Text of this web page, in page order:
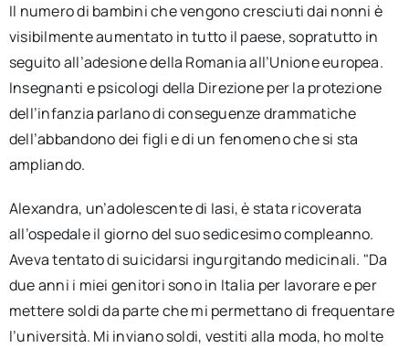
Il numero di bambini che vengono cresciuti dai nonni è
visibilmente aumentato in tutto il paese, sopratutto in
seguito all’adesione della Romania all’Unione europea.
Insegnanti e psicologi della Direzione per la protezione
dell’infanzia parlano di conseguenze drammatiche
dell’abbandono dei figli e di un fenomeno che si sta
ampliando.
Alexandra, un’adolescente di Iasi, è stata ricoverata
all’ospedale il giorno del suo sedicesimo compleanno.
Aveva tentato di suicidarsi ingurgitando medicinali. "Da
due anni i miei genitori sono in Italia per lavorare e per
mettere soldi da parte che mi permettano di frequentare
l’università. Mi inviano soldi, vestiti alla moda, ho molte